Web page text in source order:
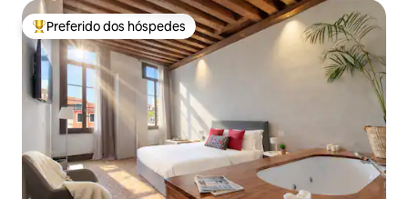
Entre os melhores preferidos dos hóspedes
Preferido dos hóspedes